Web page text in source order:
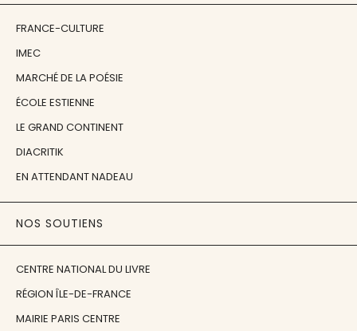
FRANCE-CULTURE
IMEC
MARCHÉ DE LA POÉSIE
ÉCOLE ESTIENNE
LE GRAND CONTINENT
DIACRITIK
EN ATTENDANT NADEAU
NOS SOUTIENS
CENTRE NATIONAL DU LIVRE
RÉGION ÎLE-DE-FRANCE
MAIRIE PARIS CENTRE